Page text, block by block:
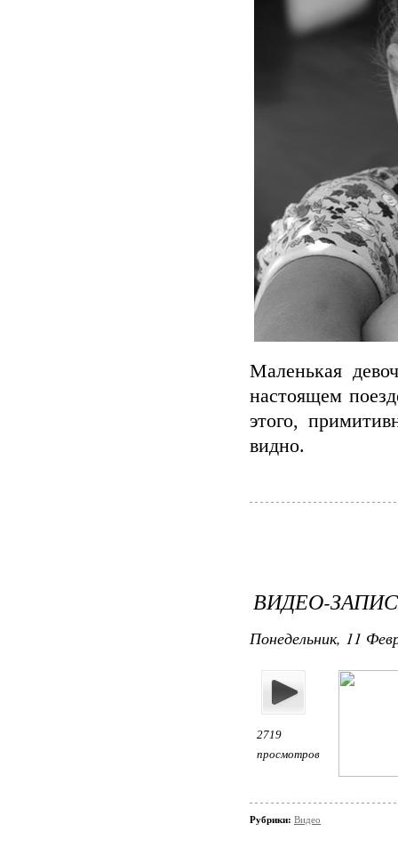
Маленькая
настоящем
этого,
видно.
ВИДЕО-
Понедельник, 11
2719
просмотров
Рубрики: Видео